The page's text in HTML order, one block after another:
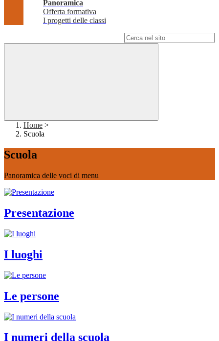
Panoramica
Offerta formativa
I progetti delle classi
Home >
Scuola
Scuola
Panoramica delle voci di menu
Presentazione
I luoghi
Le persone
I numeri della scuola